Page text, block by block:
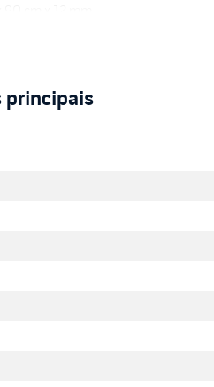
às normas técnicas de qualidade
ganha uma valorização
que facilita a rotina de
neutro, evitando o uso de